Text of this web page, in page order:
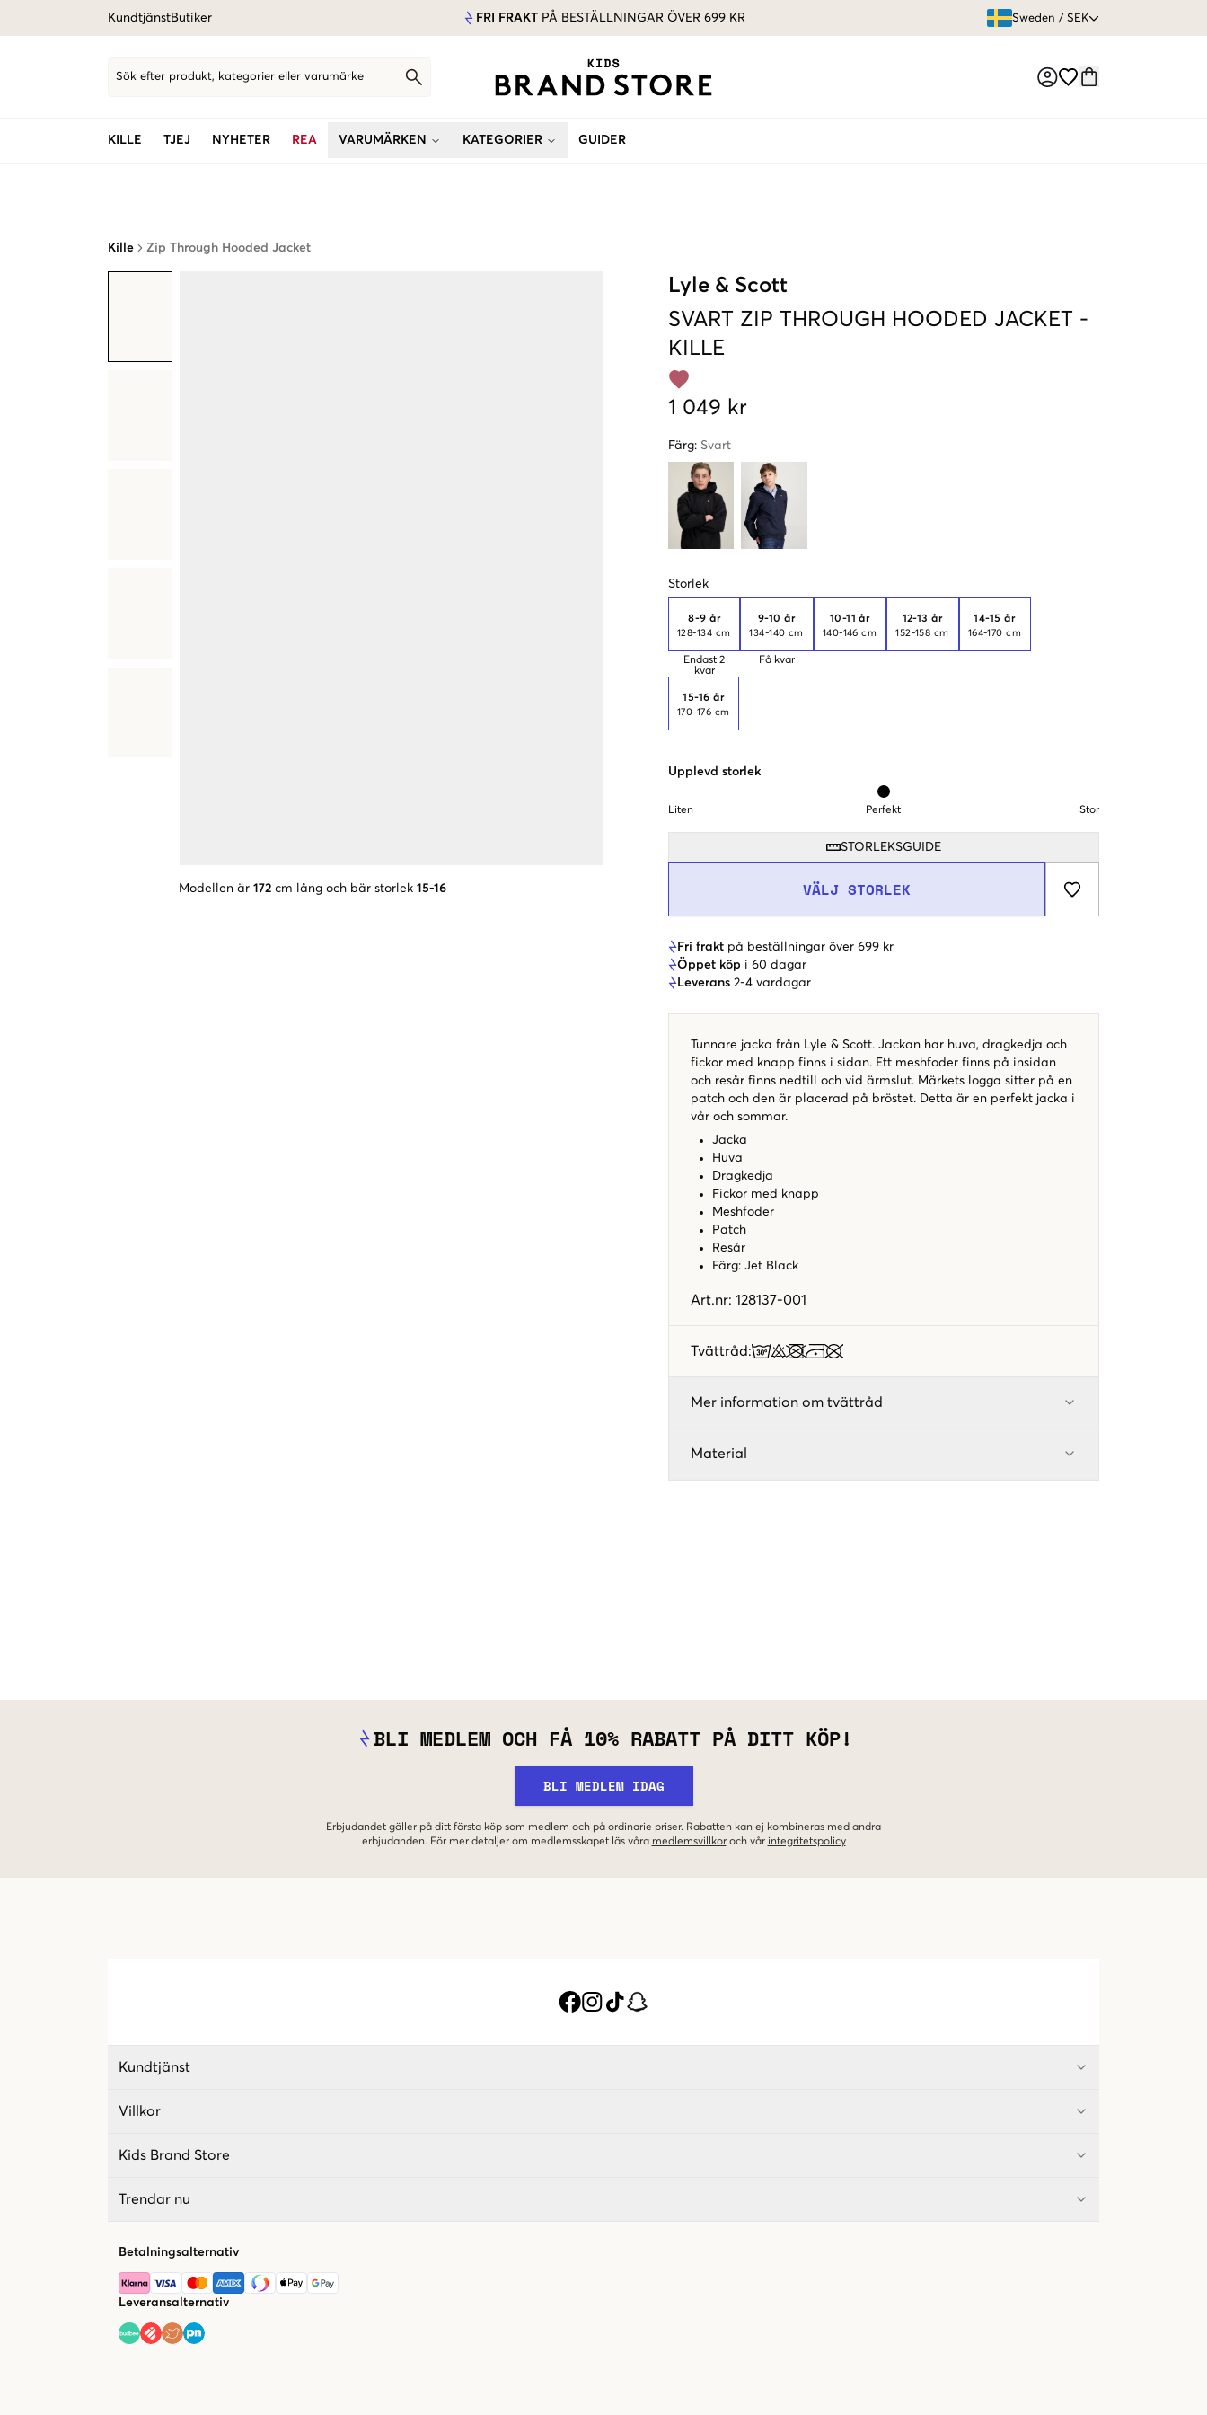
KundtjänstButiker FRI FRAKT PÅ BESTÄLLNINGAR ÖVER 699 KR Sweden / SEK
Sök efter produkt, kategorier eller varumärke
KILLE TJEJ NYHETER REA VARUMÄRKEN KATEGORIER GUIDER
Kille Zip Through Hooded Jacket
Modellen är 172 cm lång och bär storlek 15-16
Lyle & Scott
SVART ZIP THROUGH HOODED JACKET -
KILLE
1 049 kr
Färg: Svart
Storlek
8-9 år
128-134 cm
Endast 2
kvar
9-10 år
134-140 cm
Få kvar
10-11 år
140-146 cm
12-13 år
152-158 cm
14-15 år
164-170 cm
15-16 år
170-176 cm
Upplevd storlek
Liten Perfekt Stor
STORLEKSGUIDE
VÄLJ STORLEK
Fri frakt på beställningar över 699 kr
Öppet köp i 60 dagar
Leverans 2-4 vardagar
Tunnare jacka från Lyle & Scott. Jackan har huva, dragkedja och
fickor med knapp finns i sidan. Ett meshfoder finns på insidan
och resår finns nedtill och vid ärmslut. Märkets logga sitter på en
patch och den är placerad på bröstet. Detta är en perfekt jacka i
vår och sommar.
Jacka
Huva
Dragkedja
Fickor med knapp
Meshfoder
Patch
Resår
Färg: Jet Black
Art.nr: 128137-001
Tvättråd:
Mer information om tvättråd
Material
BLI MEDLEM OCH FÅ 10% RABATT PÅ DITT KÖP!
BLI MEDLEM IDAG
Erbjudandet gäller på ditt första köp som medlem och på ordinarie priser. Rabatten kan ej kombineras med andra
erbjudanden. För mer detaljer om medlemsskapet läs våra medlemsvillkor och vår integritetspolicy
Kundtjänst
Villkor
Kids Brand Store
Trendar nu
Betalningsalternativ
Leveransalternativ